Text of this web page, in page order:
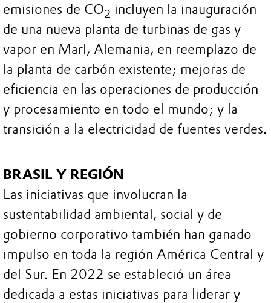
emisiones de CO2 incluyen la inauguración
de una nueva planta de turbinas de gas y
vapor en Marl, Alemania, en reemplazo de
la planta de carbón existente; mejoras de
eficiencia en las operaciones de producción
y procesamiento en todo el mundo; y la
transición a la electricidad de fuentes verdes.
BRASIL Y REGIÓN
Las iniciativas que involucran la
sustentabilidad ambiental, social y de
gobierno corporativo también han ganado
impulso en toda la región América Central y
del Sur. En 2022 se estableció un área
dedicada a estas iniciativas para liderar y